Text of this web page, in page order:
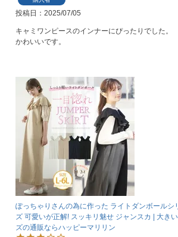
投稿日 2025/07/05
キャミワンピースのインナーにぴったりでした。
かわいいです。
ぽっちゃりさんの為に作った ライトダンボールシ
ズ 可愛いが正解! スッキリ魅せ ジャンスカ | 大き
ズの通販ならハッピーマリリン